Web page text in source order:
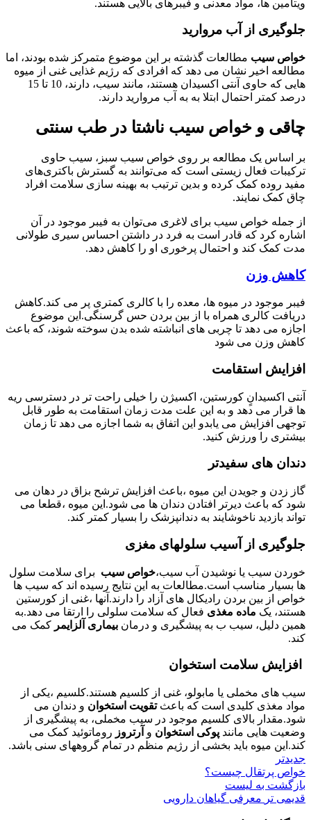
ویتامین ها، مواد معدنی و فیبرهای بالایی هستند.
جلوگیری از آب مروارید
خواص سیب مطالعات گذشته بر این موضوع متمرکز شده بودند، اما
مطالعه اخیر نشان می دهد که افرادی که رژیم غذایی غنی از میوه
هایی که حاوی آنتی اکسیدان هستند، مانند سیب، دارند، 10 تا 15
درصد کمتر احتمال ابتلا به به آب مروارید دارند.
چاقی و خواص سیب ناشتا در طب سنتی
بر اساس یک مطالعه بر روی خواص سیب سبز، سیب حاوی
ترکیبات فعال زیستی است که می‌توانند به گسترش باکتری‌های
مفید روده کمک کرده و بدین ترتیب به بهینه سازی سلامت افراد
چاق کمک نمایند.
از جمله خواص سیب برای لاغری می‌توان به فیبر موجود در آن
اشاره کرد که قادر است به فرد در داشتن احساس سیری طولانی
مدت کمک کند و احتمال پرخوری او را کاهش دهد.
کاهش وزن
فیبر موجود در میوه ها، معده را با کالری کمتری پر می کند.کاهش
دریافت کالری همراه با از بین بردن حس گرسنگی.این موضوع
اجازه می دهد تا چربی های انباشته شده بدن سوخته شوند، که باعث
کاهش وزن می شود
افزایش استقامت
آنتی اکسیدانٍ کورستین، اکسیژن را خیلی راحت تر در دسترسی ریه
ها قرار می دهد و به این علت مدت زمان استقامت به طور قابل
توجهی افزایش می یابدو این اتفاق به شما اجازه می دهد تا زمان
بیشتری را ورزش کنید.
دندان های سفیدتر
گاز زدن و جویدن این میوه ،باعث افزایش ترشح بزاق در دهان می
شود که باعث دیرتر افتادن دندان ها می شود.این میوه ،قطعا می
تواند بازدید ناخوشایند به دندانپزشک را بسیار کمتر کند.
جلوگیری از آسیب سلولهای مغزی
خوردن سیب یا نوشیدن آب سیب،خواص سیب برای سلامت سلول
ها بسیار مناسب است.مطالعات به این نتایج رسیده اند که سیب ها
خواص از بین بردن رادیکال های آزاد را دارند.آنها ،غنی از کورستین
هستند، یک ماده مغذی فعال که سلامت سلولی را ارتقا می دهد.به
همین دلیل، سیب ب به پیشگیری و درمان بیماری آلزایمر کمک می
کند.
افزایش سلامت استخوان
سیب های مخملی یا مابولو، غنی از کلسیم هستند.کلسیم ،یکی از
مواد مغذی کلیدی است که باعثتقویت استخوان و دندان می
شود.مقدار بالای کلسیم موجود در سیب مخملی، به پیشگیری از
وضعیت هایی مانند پوکی استخوان و آرتروز روماتوئید کمک می
کند.این میوه باید بخشی از رژیم منظم در تمام گروههای سنی باشد.
جدیدتر
خواص پرتقال چیست؟
بازگشت به لیست
قدیمی تر معرفی گیاهان دارویی